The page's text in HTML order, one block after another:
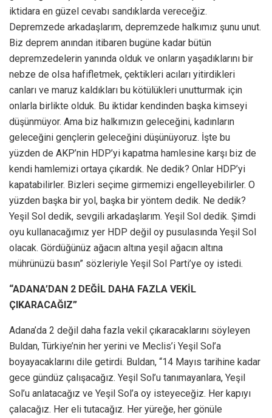
iktidara en güzel cevabı sandıklarda vereceğiz.
Depremzede arkadaşlarım, depremzede halkımız şunu unut.
Biz deprem anından itibaren bugüne kadar bütün
depremzedelerin yanında olduk ve onların yaşadıklarını bir
nebze de olsa hafifletmek, çektikleri acıları yitirdikleri
canları ve maruz kaldıkları bu kötülükleri unutturmak için
onlarla birlikte olduk. Bu iktidar kendinden başka kimseyi
düşünmüyor. Ama biz halkımızın geleceğini, kadınların
geleceğini gençlerin geleceğini düşünüyoruz. İşte bu
yüzden de AKP’nin HDP’yi kapatma hamlesine karşı biz de
kendi hamlemizi ortaya çıkardık. Ne dedik? Onlar HDP’yi
kapatabilirler. Bizleri seçime girmemizi engelleyebilirler. O
yüzden başka bir yol, başka bir yöntem dedik. Ne dedik?
Yeşil Sol dedik, sevgili arkadaşlarım. Yeşil Sol dedik. Şimdi
oyu kullanacağımız yer HDP değil oy pusulasında Yeşil Sol
olacak. Gördüğünüz ağacın altına yeşil ağacın altına
mührünüzü basın” sözleriyle Yeşil Sol Parti’ye oy istedi.
“ADANA’DAN 2 DEĞİL DAHA FAZLA VEKİL
ÇIKARACAĞIZ”
Adana’da 2 değil daha fazla vekil çıkaracaklarını söyleyen
Buldan, Türkiye’nin her yerini ve Meclis’i Yeşil Sol’a
boyayacaklarını dile getirdi. Buldan, “14 Mayıs tarihine kadar
gece gündüz çalışacağız. Yeşil Sol’u tanımayanlara, Yeşil
Sol’u anlatacağız ve Yeşil Sol’a oy isteyeceğiz. Her kapıyı
çalacağız. Her eli tutacağız. Her yüreğe, her gönüle